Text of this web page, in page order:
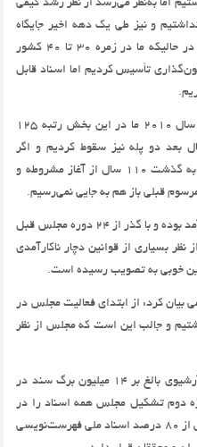
اما به‌نظر می‌رسد از نظر رشد کیفی
و نیز طی یک دهه اخیر جایگاه
پارلمانی ما از نظر پژوهش خوب نبوده و در حالیکه ما در زمره 30 تا 40 کشور
تأسیس کردیم اما اسناد قابل
علی ططری خاطرنشان کرد: در رتبه‌بندی سال 2010 ما در این بخش رتبه 125
بعد دو پله نیز سقوط کردیم و اگر
بخواهیم یک آسیب‌شناسی کنیم با توجه به گذشت 110 سال از آغاز مشروطه و
قبلی باز هم به جایی نمی‌رسیم.
وی اضافه کرد: بسیاری از قوانین ما ناکارآمد بوده و با گذر از 24 دوره مجلس قبل
پس از آن از نظر بسیاری از قوانین دچار ناکارآمدی
خوبی به تصویب رسیده است.
بیان کرد: از ابتدای فعالیت مجلس در
قوانین داشتیم و جالب این است که مجلس از نظر
این مسؤول ادامه داد: در بخش اسناد آرشیوی بالغ بر 14 میلیون برگ سند در
دوم تشکیل مجلس همه اسناد را در
اختیار داریم و از نظر طبقه‌بندی نوین بیش از 80 درصد اسناد ملی فهرست‌نویسی